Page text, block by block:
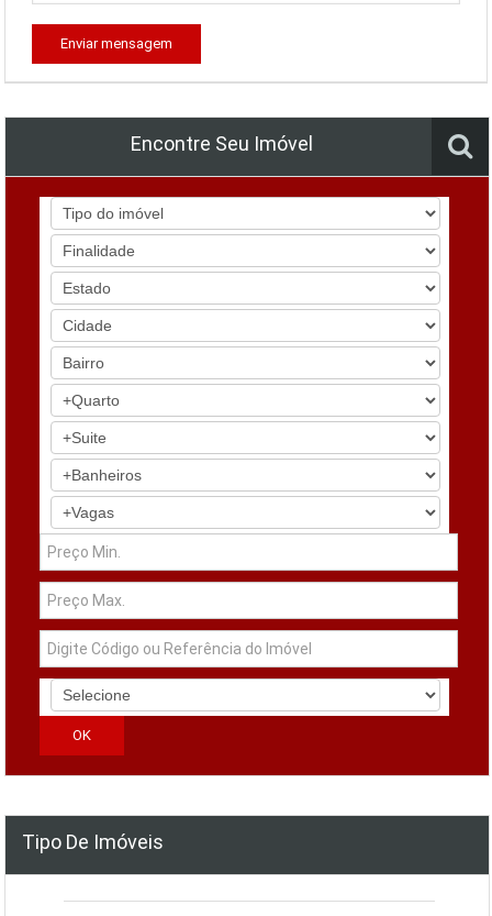
Enviar mensagem
Encontre Seu Imóvel
Tipo De Imóveis